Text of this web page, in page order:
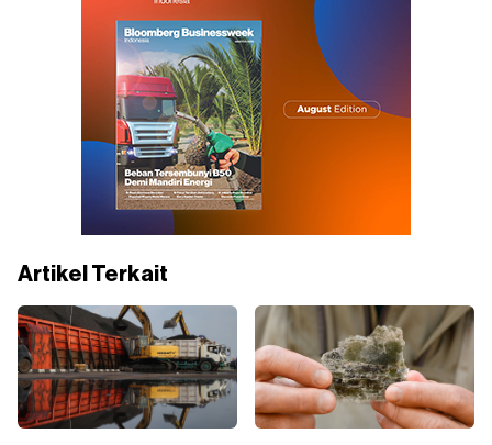
Artikel Terkait